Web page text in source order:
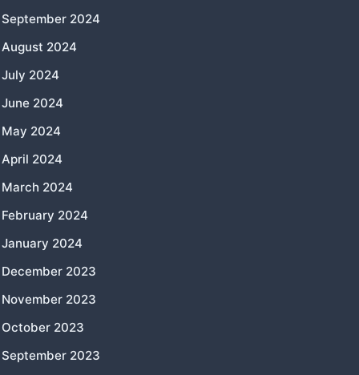
September 2024
August 2024
July 2024
June 2024
May 2024
April 2024
March 2024
February 2024
January 2024
December 2023
November 2023
October 2023
September 2023